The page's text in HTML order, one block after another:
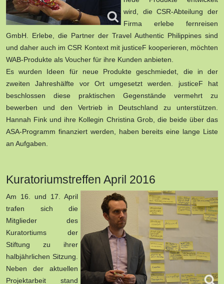
wird, die CSR-Abteilung der
Firma erlebe fernreisen
GmbH. Erlebe, die Partner der Travel Authentic Philippines sind
und daher auch im CSR Kontext mit justiceF kooperieren, möchten
WAB-Produkte als Voucher für ihre Kunden anbieten.
Es wurden Ideen für neue Produkte geschmiedet, die in der
zweiten Jahreshälfte vor Ort umgesetzt werden. justiceF hat
beschlossen diese praktischen Gegenstände vermehrt zu
bewerben und den Vertrieb in Deutschland zu unterstützen.
Hannah Fink und ihre Kollegin Christina Grob, die beide über das
ASA-Programm finanziert werden, haben bereits eine lange Liste
an Aufgaben.
Kuratoriumstreffen April 2016
Am 16. und 17. April
trafen sich die
Mitglieder des
Kuratortiums der
Stiftung zu ihrer
halbjährlichen Sitzung.
Neben der aktuellen
Projektarbeit stand